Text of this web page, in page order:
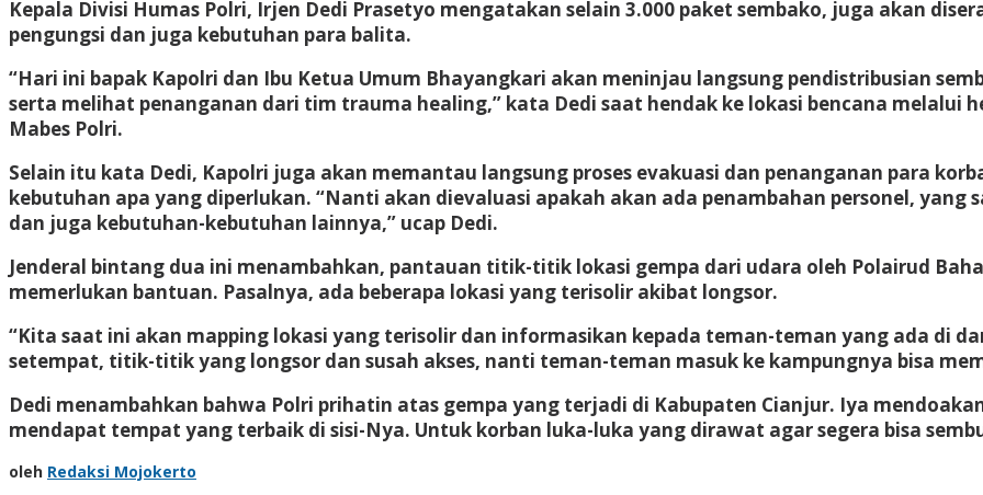
Kepala Divisi Humas Polri, Irjen Dedi Prasetyo mengatakan selain 3.000 paket sembako, juga akan
pengungsi dan juga kebutuhan para balita.
“Hari ini bapak Kapolri dan Ibu Ketua Umum Bhayangkari akan meninjau langsung pendistribusian
serta melihat penanganan dari tim trauma healing,” kata Dedi saat hendak ke lokasi bencana melalui
Mabes Polri.
Selain itu kata Dedi, Kapolri juga akan memantau langsung proses evakuasi dan penanganan para
kebutuhan apa yang diperlukan. “Nanti akan dievaluasi apakah akan ada penambahan personel, yang
dan juga kebutuhan-kebutuhan lainnya,” ucap Dedi.
Jenderal bintang dua ini menambahkan, pantauan titik-titik lokasi gempa dari udara oleh Polairud
memerlukan bantuan. Pasalnya, ada beberapa lokasi yang terisolir akibat longsor.
“Kita saat ini akan mapping lokasi yang terisolir dan informasikan kepada teman-teman yang ada di
setempat, titik-titik yang longsor dan susah akses, nanti teman-teman masuk ke kampungnya bisa
Dedi menambahkan bahwa Polri prihatin atas gempa yang terjadi di Kabupaten Cianjur. Iya
mendapat tempat yang terbaik di sisi-Nya. Untuk korban luka-luka yang dirawat agar segera bisa
oleh Redaksi Mojokerto